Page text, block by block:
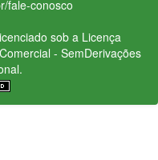
fale-conosco
sob a Licença
- SemDerivações